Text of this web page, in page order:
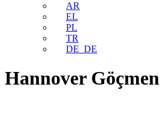
AR
EL
PL
TR
DE_DE
Hannover